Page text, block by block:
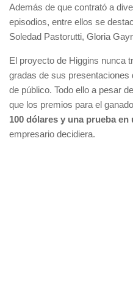
Además de que contrató a
episodios, entre ellos se
Soledad Pastorutti, Gloria
El proyecto de Higgins nunca
gradas de sus
de público. Todo ello a pesar
que los premios para el
100 dólares y una prueba
empresario decidiera.